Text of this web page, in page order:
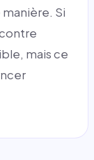
Si
mais ce